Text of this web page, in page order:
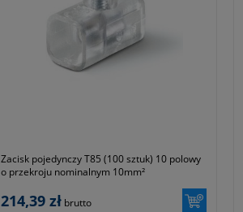
- waga kpl ~ 4225g
- gwarancja 1 rok lub dłużej zgodnie z
wytycznymi producenta
Zacisk pojedynczy T85 (100 sztuk) 10 polowy
o przekroju nominalnym 10mm²
214,39 zł brutto